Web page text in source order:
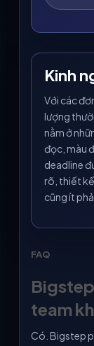
Kinh
Với các
lượng
nằm ở
đọc, màu
deadline
rõ, thiết kế
cũng ít
FAQ
team
Có. Bigstep